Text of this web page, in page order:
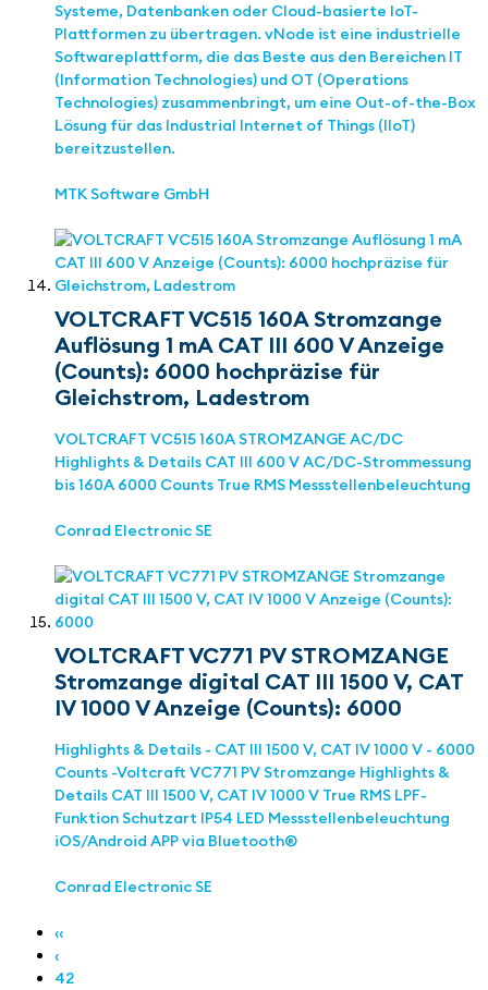
Systeme, Datenbanken oder Cloud-basierte IoT-
Plattformen zu übertragen. vNode ist eine industrielle
Softwareplattform, die das Beste aus den Bereichen IT
(Information Technologies) und OT (Operations
Technologies) zusammenbringt, um eine Out-of-the-Box
Lösung für das Industrial Internet of Things (IIoT)
bereitzustellen.
MTK Software GmbH
VOLTCRAFT VC515 160A Stromzange
Auflösung 1 mA CAT III 600 V Anzeige
(Counts): 6000 hochpräzise für
Gleichstrom, Ladestrom
VOLTCRAFT VC515 160A STROMZANGE AC/DC
Highlights & Details CAT III 600 V AC/DC-Strommessung
bis 160A 6000 Counts True RMS Messstellenbeleuchtung
Conrad Electronic SE
VOLTCRAFT VC771 PV STROMZANGE
Stromzange digital CAT III 1500 V, CAT
IV 1000 V Anzeige (Counts): 6000
Highlights & Details - CAT III 1500 V, CAT IV 1000 V - 6000
Counts -Voltcraft VC771 PV Stromzange Highlights &
Details CAT III 1500 V, CAT IV 1000 V True RMS LPF-
Funktion Schutzart IP54 LED Messstellenbeleuchtung
iOS/Android APP via Bluetooth®
Conrad Electronic SE
‹‹
‹
42